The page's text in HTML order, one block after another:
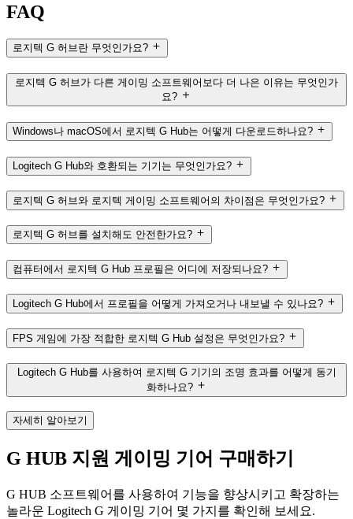
FAQ
로지텍 G 허브란 무엇인가요?
로지텍 G 허브가 다른 게이밍 소프트웨어보다 더 나은 이유는 무엇인가
요?
Windows나 macOS에서 로지텍 G Hub는 어떻게 다운로드하나요?
Logitech G Hub와 호환되는 기기는 무엇인가요?
로지텍 G 허브와 로지텍 게이밍 소프트웨어의 차이점은 무엇인가요?
로지텍 G 허브를 설치해도 안전한가요?
컴퓨터에서 로지텍 G Hub 프로필은 어디에 저장되나요?
Logitech G Hub에서 프로필을 어떻게 가져오거나 내보낼 수 있나요?
FPS 게임에 가장 적합한 로지텍 G Hub 설정은 무엇인가요?
Logitech G Hub를 사용하여 로지텍 G 기기의 조명 효과를 어떻게 동기
화하나요?
자세히 알아보기
G HUB 지원 게이밍 기어 구매하기
G HUB 소프트웨어를 사용하여 기능을 향상시키고 확장하는
놀라운 Logitech G 게이밍 기어 몇 가지를 확인해 보세요.